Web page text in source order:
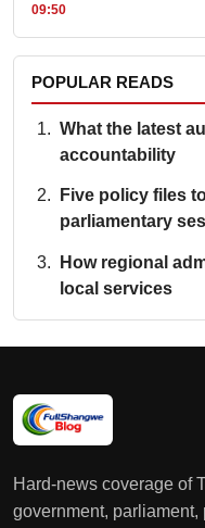
09:50
POPULAR READS
What the latest
accountability
Five policy files
parliamentary
How regional
local services
Hard-news coverage of
government,